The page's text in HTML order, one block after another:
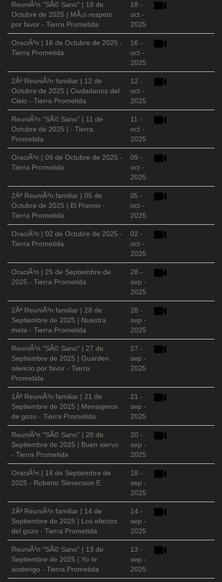
ReuniÃ³n "SÃ© Sano" | 18 de
Octubre de 2025 | MÃ¡s respeto
por favor - Tierra Prometida
18 -
oct -
2025
OraciÃ³n | 16 de Octubre de 2025 -
Tierra Prometida
16 -
oct -
2025
2Âª ReuniÃ³n familiar | 12 de
Octubre de 2025 | Ciudadanos del
Cielo - Tierra Prometida
12 -
oct -
2025
ReuniÃ³n "SÃ© Sano" | 11 de
Octubre de 2025 | - Tierra
Prometida
11 -
oct -
2025
OraciÃ³n | 09 de Octubre de 2025 -
Tierra Prometida
09 -
oct -
2025
2Âª ReuniÃ³n familiar | 05 de
Octubre de 2025 | El Premio -
Tierra Prometida
05 -
oct -
2025
OraciÃ³n | 02 de Octubre de 2025 -
Tierra Prometida
02 -
oct -
2025
OraciÃ³n | 25 de Septiembre de
2025 - Tierra Prometida
28 -
sep -
2025
2Âª ReuniÃ³n familiar | 28 de
Septiembre de 2025 | Nuestra
meta - Tierra Prometida
28 -
sep -
2025
ReuniÃ³n "SÃ© Sano" | 27 de
Septiembre de 2025 | Guarden
silencio por favor - Tierra
Prometida
27 -
sep -
2025
1Âª ReuniÃ³n familiar | 21 de
Septiembre de 2025 | Mensajeros
de gozo - Tierra Prometida
21 -
sep -
2025
ReuniÃ³n "SÃ© Sano" | 20 de
Septiembre de 2025 | Buen siervo
- Tierra Prometida
20 -
sep -
2025
OraciÃ³n | 18 de Septiembre de
2025 - Roberto Stevenson E.
18 -
sep -
2025
2Âª ReuniÃ³n familiar | 14 de
Septiembre de 2025 | Los efectos
del gozo - Tierra Prometida
14 -
sep -
2025
ReuniÃ³n "SÃ© Sano" | 13 de
Septiembre de 2025 | Yo te
sostengo - Tierra Prometida
13 -
sep -
2025